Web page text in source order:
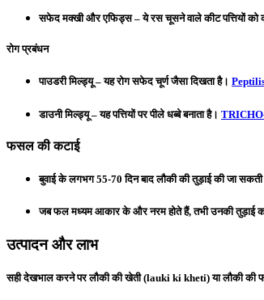
सफेद मक्खी और एफिड्स– ये रस चूसने वाले कीट पत्तियों
रोग प्रबंधन
पाउडरी मिल्ड्यू– यह रोग सफेद चूर्ण जैसा दिखता है।
डाउनी मिल्ड्यू– यह पत्तियों पर पीले धब्बे बनाता है।
फसल की कटाई
बुवाई के लगभग 55-70 दिन बाद लौकी की तुड़ाई की जा
जब फल मध्यम आकार के और नरम होते हैं, तभी उनकी तुड़ाई
उत्पादन और लाभ
सही देखभाल करने पर लौकी की खेती (lauki ki kheti) या लौकी की